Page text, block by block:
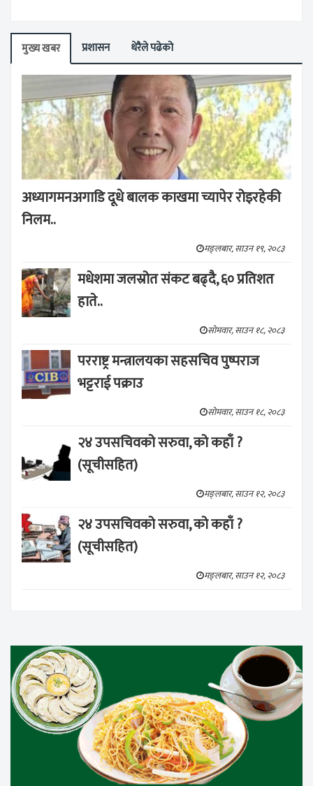
मुख्य खबर प्रशासन धेरैले पढेको
अध्यागमनअगाडि दूधे बालक काखमा च्यापेर रोइरहेकी
निलम..
मङ्लबार, साउन १९, २०८३
मधेशमा जलस्रोत संकट बढ्दै, ६० प्रतिशत
हाते..
सोमवार, साउन १८, २०८३
परराष्ट्र मन्त्रालयका सहसचिव पुष्पराज
भट्टराई पक्राउ
सोमवार, साउन १८, २०८३
२४ उपसचिवको सरुवा, को कहाँ ?
(सूचीसहित)
मङ्लबार, साउन १२, २०८३
२४ उपसचिवको सरुवा, को कहाँ ?
(सूचीसहित)
मङ्लबार, साउन १२, २०८३